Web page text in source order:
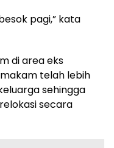
pagi,” kata
di area eks
telah lebih
sehingga
secara